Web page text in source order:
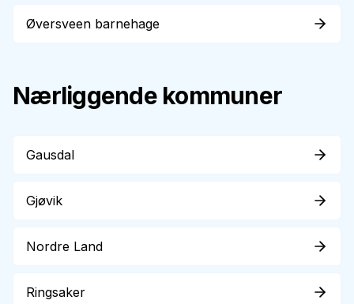
Øversveen barnehage
Nærliggende kommuner
Gausdal
Gjøvik
Nordre Land
Ringsaker